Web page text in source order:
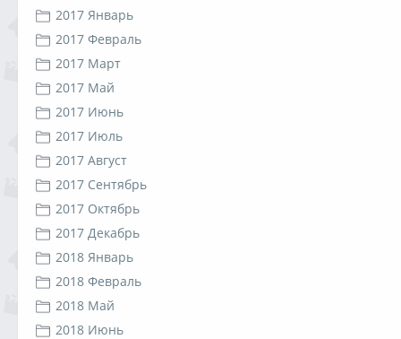
2017 Январь
2017 Февраль
2017 Март
2017 Май
2017 Июнь
2017 Июль
2017 Август
2017 Сентябрь
2017 Октябрь
2017 Декабрь
2018 Январь
2018 Февраль
2018 Май
2018 Июнь